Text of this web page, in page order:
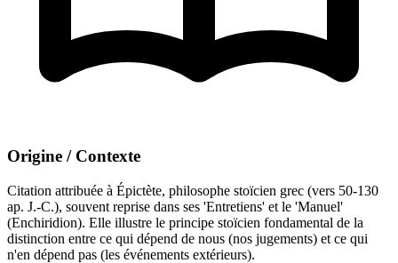
Origine / Contexte
Citation attribuée à Épictète, philosophe stoïcien grec (vers 50-130
ap. J.-C.), souvent reprise dans ses 'Entretiens' et le 'Manuel'
(Enchiridion). Elle illustre le principe stoïcien fondamental de la
distinction entre ce qui dépend de nous (nos jugements) et ce qui
n'en dépend pas (les événements extérieurs).